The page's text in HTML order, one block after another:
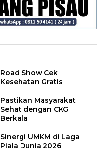
Road Show Cek
Kesehatan Gratis
Pastikan Masyarakat
Sehat dengan CKG
Berkala
Sinergi UMKM di Laga
Piala Dunia 2026